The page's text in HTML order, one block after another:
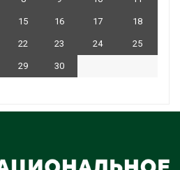
15 16 17 18
22 23 24 25
29
30